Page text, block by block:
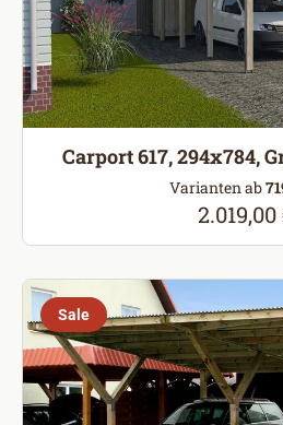
Carport 617, 294x784,
Varianten ab
2.019,00
Sale